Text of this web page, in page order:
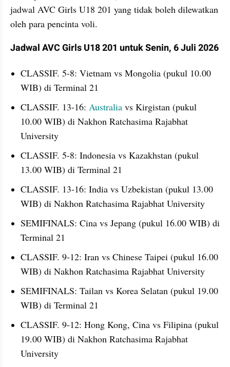
jadwal AVC Girls U18 201 yang tidak boleh dilewatkan
oleh para pencinta voli.
Jadwal AVC Girls U18 201 untuk Senin, 6 Juli 2026
CLASSIF. 5-8: Vietnam vs Mongolia (pukul 10.00
WIB) di Terminal 21
CLASSIF. 13-16: Australia vs Kirgistan (pukul
10.00 WIB) di Nakhon Ratchasima Rajabhat
University
CLASSIF. 5-8: Indonesia vs Kazakhstan (pukul
13.00 WIB) di Terminal 21
CLASSIF. 13-16: India vs Uzbekistan (pukul 13.00
WIB) di Nakhon Ratchasima Rajabhat University
SEMIFINALS: Cina vs Jepang (pukul 16.00 WIB) di
Terminal 21
CLASSIF. 9-12: Iran vs Chinese Taipei (pukul 16.00
WIB) di Nakhon Ratchasima Rajabhat University
SEMIFINALS: Tailan vs Korea Selatan (pukul 19.00
WIB) di Terminal 21
CLASSIF. 9-12: Hong Kong, Cina vs Filipina (pukul
19.00 WIB) di Nakhon Ratchasima Rajabhat
University